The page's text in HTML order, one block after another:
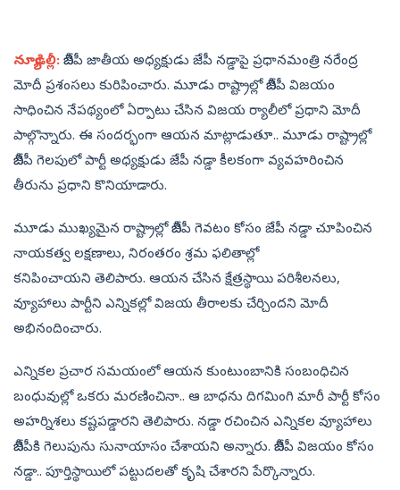
న్యూఢిల్లీ: బీజేపీ జాతీయ అ‍ధ్యక్షుడు జేపీ నడ్డాపై ప్రధానమంత్రి నరేంద్ర
మోదీ ప్రశంసలు కురిపించారు. మూడు రాష్ట్రాల్లో బీజేపీ విజయం
సాధించిన నేపథ్యంలో ఏర్పాటు చేసిన విజయ ర్యాలీలో ప్రధాని మోదీ
పాల్గొన్నారు. ఈ సందర్భంగా ఆయన మాట్లాడుతూ.. మూడు రాష్ట్రాల్లో
బీజేపీ గెలపులో పార్టీ అధ్యక్షుడు జేపీ నడ్డా కీలకంగా వ్యవహరించిన
తీరును ప్రధాని కొనియాడారు.
మూడు ముఖ్యమైన రాష్ట్రాల్లో బీజేపీ గెవటం కోసం జేపీ నడ్డా చూపించిన
నాయకత్వ లక్షణాలు, నిరంతరం శ్రమ ఫలితాల్లో
కనిపించాయని తెలిపారు. ఆయన చేసిన క్షేత్రస్థాయి పరిశీలనలు,
వ్యూహాలు పార్టీని ఎన్నికల్లో విజయ తీరాలకు చేర్చిందని మోదీ
అభినందించారు.
ఎన్నికల ప్రచార సమయంలో ఆయన కుంటుంబానికి సంబంధిచిన
బంధువుల్లో ఒకరు మరణించినా.. ఆ బాధను దిగమింగి మారీ పార్టీ కోసం
అహర్నిశలు కష్టపడ్డారని తెలిపారు. నడ్డా రచించిన ఎన్నికల వ్యూహాలు
బీజేపీకి గెలుపును సునాయాసం చేశాయని అన్నారు. బీజేపీ విజయం కోసం
నడ్డా.. పూర్తిస్థాయిలో పట్టుదలతో కృషి చేశారని పేర్కొన్నారు.